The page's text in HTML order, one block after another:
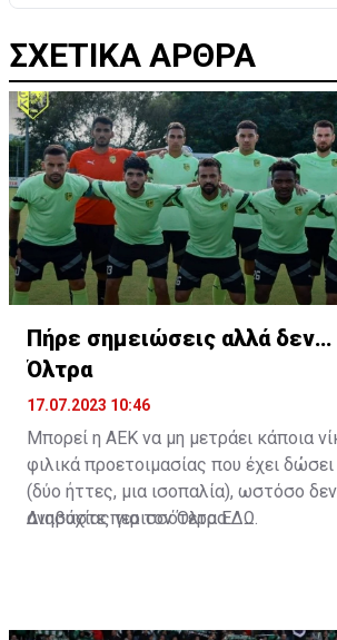
ΣΧΕΤΙΚΑ ΑΡΘΡΑ
Πήρε σημειώσεις αλλά δεν…
Όλτρα
17.07.2023 10:46
Μπορεί η ΑΕΚ να μη μετράει κάποια
φιλικά προετοιμασίας που έχει
(δύο ήττες, μια ισοπαλία), ωστόσο
ανησυχίας για τον Όλτρα.
Διαβάστε περισσότεραΕΔΩ.